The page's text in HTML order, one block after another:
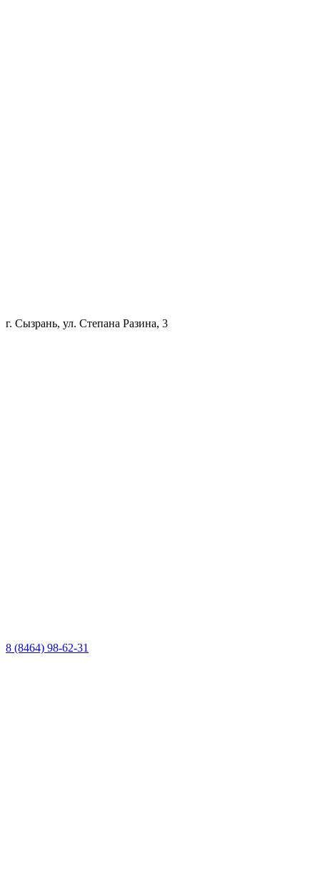
г. Сызрань, ул. Степана Разина, 3
8 (8464) 98-62-31